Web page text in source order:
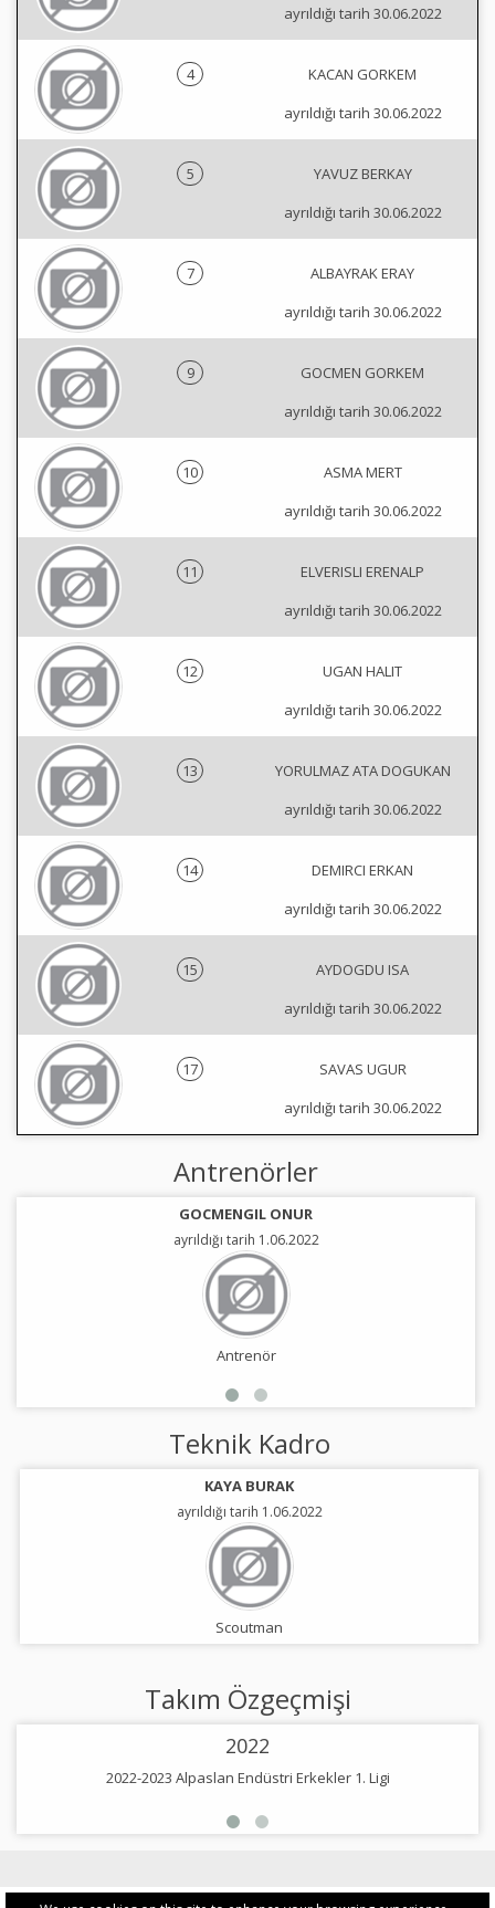
ayrıldığı tarih 30.06.2022
4
KACAN GORKEM
ayrıldığı tarih 30.06.2022
5
YAVUZ BERKAY
ayrıldığı tarih 30.06.2022
7
ALBAYRAK ERAY
ayrıldığı tarih 30.06.2022
9
GOCMEN GORKEM
ayrıldığı tarih 30.06.2022
10
ASMA MERT
ayrıldığı tarih 30.06.2022
11
ELVERISLI ERENALP
ayrıldığı tarih 30.06.2022
12
UGAN HALIT
ayrıldığı tarih 30.06.2022
13
YORULMAZ ATA DOGUKAN
ayrıldığı tarih 30.06.2022
14
DEMIRCI ERKAN
ayrıldığı tarih 30.06.2022
15
AYDOGDU ISA
ayrıldığı tarih 30.06.2022
17
SAVAS UGUR
ayrıldığı tarih 30.06.2022
Antrenörler
GOCMENGIL ONUR
ayrıldığı tarih 1.06.2022
Antrenör
Teknik Kadro
KAYA BURAK
ayrıldığı tarih 1.06.2022
Scoutman
Takım Özgeçmişi
2022
2022-2023 Alpaslan Endüstri Erkekler 1. Ligi